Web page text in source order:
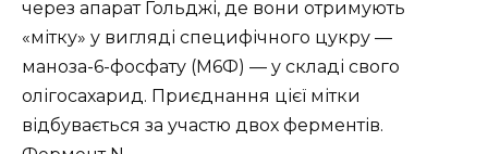
через апарат Гольджі, де вони отримують
«мітку» у вигляді специфічного цукру —
маноза-6-фосфату (М6Ф) — у складі свого
олігосахарид. Приєднання цієї мітки
відбувається за участю двох ферментів.